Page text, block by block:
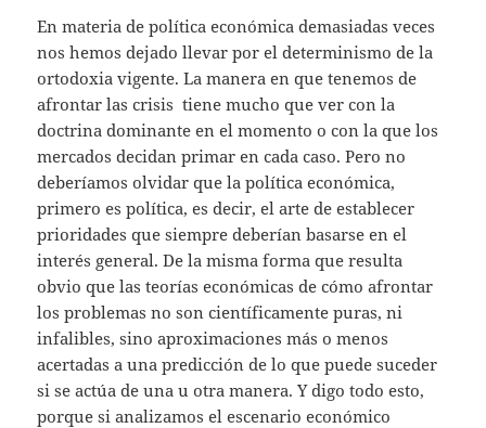
En materia de política económica demasiadas veces
nos hemos dejado llevar por el determinismo de la
ortodoxia vigente. La manera en que tenemos de
afrontar las crisis tiene mucho que ver con la
doctrina dominante en el momento o con la que los
mercados decidan primar en cada caso. Pero no
deberíamos olvidar que la política económica,
primero es política, es decir, el arte de establecer
prioridades que siempre deberían basarse en el
interés general. De la misma forma que resulta
obvio que las teorías económicas de cómo afrontar
los problemas no son científicamente puras, ni
infalibles, sino aproximaciones más o menos
acertadas a una predicción de lo que puede suceder
si se actúa de una u otra manera. Y digo todo esto,
porque si analizamos el escenario económico